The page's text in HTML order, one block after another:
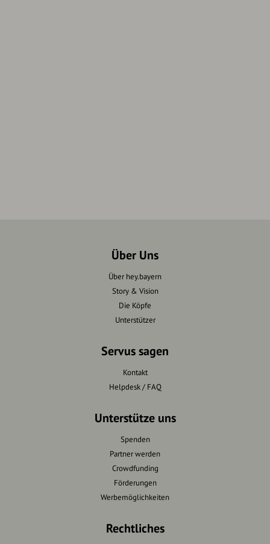
Über Uns
Über hey.bayern
Story & Vision
Die Köpfe
Unterstützer
Servus sagen
Kontakt
Helpdesk / FAQ
Unterstütze uns
Spenden
Partner werden
Crowdfunding
Förderungen
Werbemöglichkeiten
Rechtliches